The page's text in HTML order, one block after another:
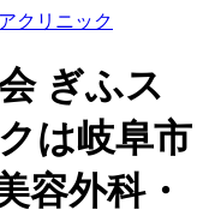
ぎふス
は岐阜市
容外科・